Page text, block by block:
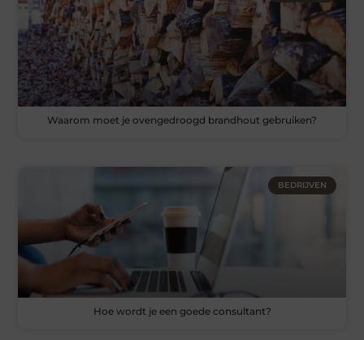
Waarom moet je ovengedroogd brandhout gebruiken?
BEDRIJVEN
Hoe wordt je een goede consultant?